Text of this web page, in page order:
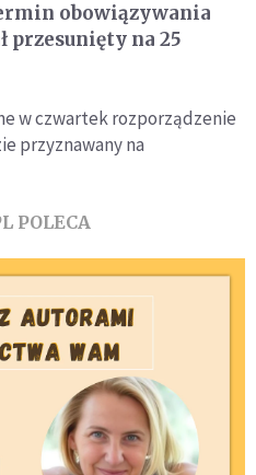
obowiązywania
przesunięty na 25
w czwartek rozporządzenie
przyznawany na
POLECA